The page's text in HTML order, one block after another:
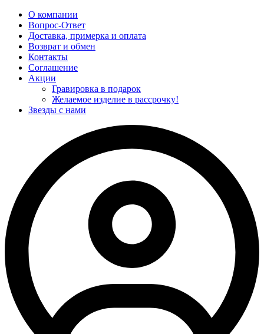
О компании
Вопрос-Ответ
Доставка, примерка и оплата
Возврат и обмен
Контакты
Соглашение
Акции
Гравировка в подарок
Желаемое изделие в рассрочку!
Звезды с нами